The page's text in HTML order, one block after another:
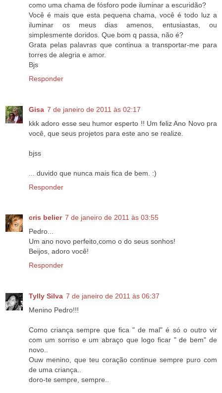
como uma chama de fósforo pode iluminar a escuridão?
Você é mais que esta pequena chama, você é todo luz a
iluminar os meus dias amenos, entusiastas, ou
simplesmente doridos. Que bom q passa, não é?
Grata pelas palavras que continua a transportar-me para
torres de alegria e amor.
Bjs
Responder
Gisa 7 de janeiro de 2011 às 02:17
kkk adoro esse seu humor esperto !! Um feliz Ano Novo pra
você, que seus projetos para este ano se realize.
bjss
... duvido que nunca mais fica de bem. :)
Responder
cris belier 7 de janeiro de 2011 às 03:55
Pedro...
Um ano novo perfeito,como o do seus sonhos!
Beijos, adoro você!
Responder
Tylly Silva 7 de janeiro de 2011 às 06:37
Menino Pedro!!!
Como criança sempre que fica " de mal" é só o outro vir
com um sorriso e um abraço que logo ficar " de bem" de
novo..
Ouw menino, que teu coração continue sempre puro com
de uma criança..
doro-te sempre, sempre..